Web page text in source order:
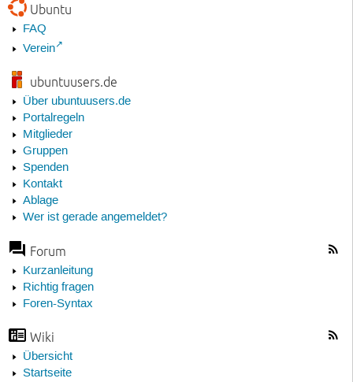
Ubuntu
FAQ
Verein
ubuntuusers.de
Über ubuntuusers.de
Portalregeln
Mitglieder
Gruppen
Spenden
Kontakt
Ablage
Wer ist gerade angemeldet?
Forum
Kurzanleitung
Richtig fragen
Foren-Syntax
Wiki
Übersicht
Startseite